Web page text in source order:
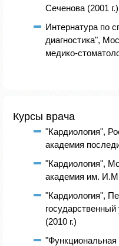
Сеченова (2001 г.)
Интернатура по
диагностика",
медико-
Курсы врача
"Кардиология",
академия
"Кардиология",
академия им.
"Кардиология",
(2010 г.)